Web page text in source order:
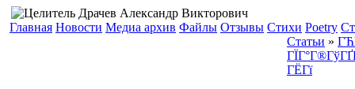
Главная Новости Медиа архив Файлы Отзывы Стихи Poetry
Статьи »
ГЁГї